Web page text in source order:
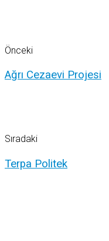
Önceki
Ağrı Cezaevi Projesi
Sıradaki
Terpa Politek